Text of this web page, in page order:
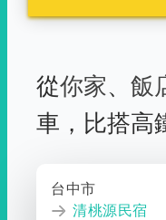
從你家、 飯
車， 比搭高
台中市
清桃源民宿